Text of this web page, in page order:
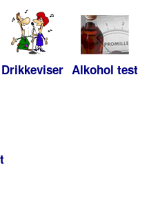
Drikkeviser Alkohol test